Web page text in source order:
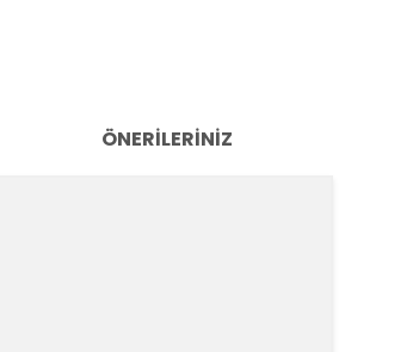
ÖNERILERINIZ